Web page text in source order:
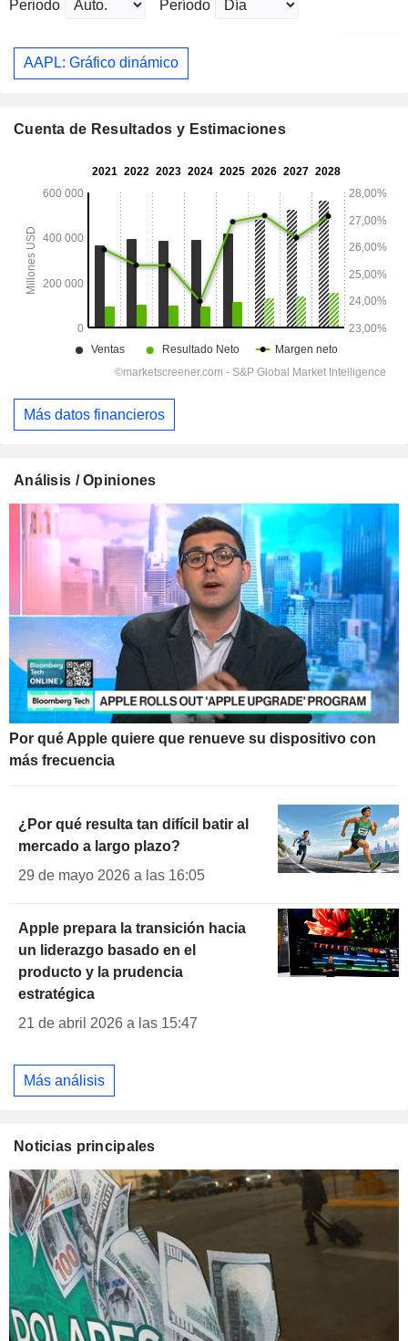
Periodo Período
AAPL: Gráfico dinámico
Cuenta de Resultados y Estimaciones
Más datos financieros
Análisis / Opiniones
Por qué Apple quiere que renueve su dispositivo con
más frecuencia
¿Por qué resulta tan difícil batir al
mercado a largo plazo?
29 de mayo 2026 a las 16:05
Apple prepara la transición hacia
un liderazgo basado en el
producto y la prudencia
estratégica
21 de abril 2026 a las 15:47
Más análisis
Noticias principales